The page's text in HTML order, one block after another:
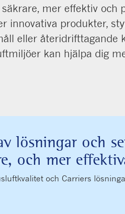
mer effektiv
innovativa produkter,
eller
kan hjälpa dig
lösningar och
och mer
och Carriers